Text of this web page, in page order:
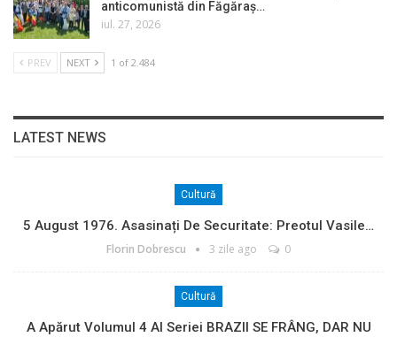
anticomunistă din Făgăraș…
iul. 27, 2026
PREV NEXT 1 of 2.484
LATEST NEWS
Cultură
5 August 1976. Asasinați De Securitate: Preotul Vasile…
Florin Dobrescu 3 zile ago 0
Cultură
A Apărut Volumul 4 Al Seriei BRAZII SE FRÂNG, DAR NU